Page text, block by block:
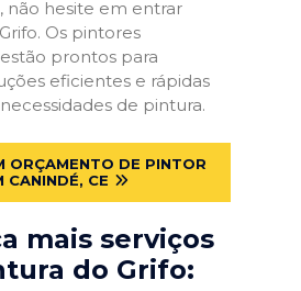
, não hesite em entrar
Os pintores
prontos para
eficientes e rápidas
de pintura.
ORÇAMENTO DE PINTOR
CANINDÉ, CE
mais serviços
do Grifo: